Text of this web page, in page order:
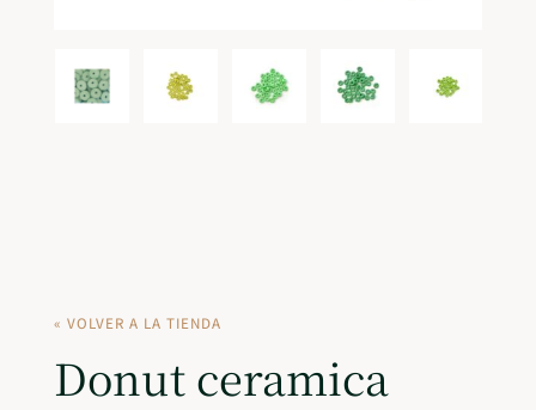
« VOLVER A LA TIENDA
Donut ceramica